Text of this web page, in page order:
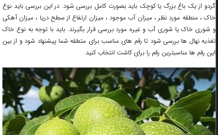
گردو از یک باغ بزرگ یا کوچک باید بصورت کامل بررسی شود. در این بررسی باید نوع
خاک ، منطقه مورد نظر ، میزان آب موجود ، میزان ارتفاع از سطح دریا ، میزان آهکی
و شوری خاک یا شوری آب و غیره مورد بررسی قرار بگیرند. باید با توجه به نوع خاک
تغذیه نهال ها بررسی شود تا رقم های مناسب برای متطقه شما پیشنهاد شود و از بین
این رقم ها مناسبترین رقم را برای کاشت انتخاب کنید.